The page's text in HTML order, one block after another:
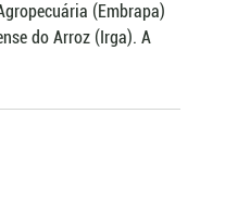
(Embrapa)
do Arroz (Irga). A